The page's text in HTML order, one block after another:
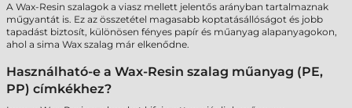
A Wax-Resin szalagok a viasz mellett jelentős arányban tartalmaznak
műgyantát is. Ez az összetétel magasabb koptatásállóságot és jobb
tapadást biztosít, különösen fényes papír és műanyag alapanyagokon,
ahol a sima Wax szalag már elkenődne.
Használható-e a Wax-Resin szalag műanyag (PE,
PP) címkékhez?